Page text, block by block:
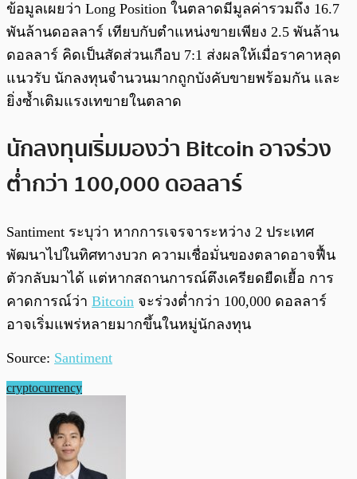
ข้อมูลเผยว่า Long Position ในตลาดมีมูลค่ารวมถึง 16.7
พันล้านดอลลาร์ เทียบกับตำแหน่งขายเพียง 2.5 พันล้าน
ดอลลาร์ คิดเป็นสัดส่วนเกือบ 7:1 ส่งผลให้เมื่อราคาหลุด
แนวรับ นักลงทุนจำนวนมากถูกบังคับขายพร้อมกัน และ
ยิ่งซ้ำเติมแรงเทขายในตลาด
นักลงทุนเริ่มมองว่า Bitcoin อาจร่วง
ต่ำกว่า 100,000 ดอลลาร์
Santiment ระบุว่า หากการเจรจาระหว่าง 2 ประเทศ
พัฒนาไปในทิศทางบวก ความเชื่อมั่นของตลาดอาจฟื้น
ตัวกลับมาได้ แต่หากสถานการณ์ตึงเครียดยืดเยื้อ การ
คาดการณ์ว่า Bitcoin จะร่วงต่ำกว่า 100,000 ดอลลาร์
อาจเริ่มแพร่หลายมากขึ้นในหมู่นักลงทุน
Source: Santiment
cryptocurrency